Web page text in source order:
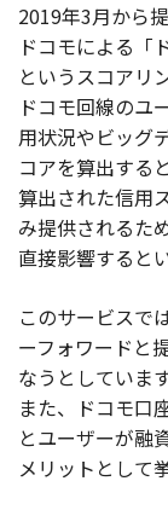
2019年3月から
ドコモによる「
というスコアリ
ドコモ回線のユ
用状況やビッグ
コアを算出する
算出された信用
み提供されるた
直接影響すると
このサービスで
ーフォワードと
なうとしています
また、ドコモ口
とユーザーが融
メリットとして